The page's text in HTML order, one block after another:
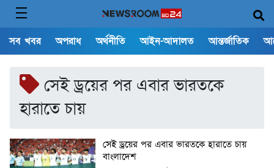
সব খবর অপরাধ অর্থনীতি আইন-আদালত আন্তর্জাতিক
সেই ড্রয়ের পর এবার ভারতকে
হারাতে চায়
সেই ড্রয়ের পর এবার ভারতকে হারাতে চায়
বাংলাদেশ